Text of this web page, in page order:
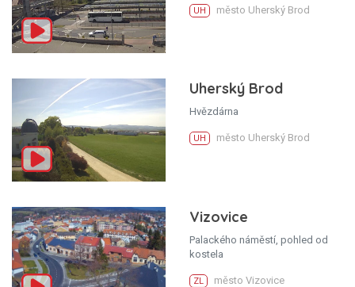
UH město Uherský Brod
Uherský Brod
Hvězdárna
UH město Uherský Brod
Vizovice
Palackého náměstí, pohled od
kostela
ZL město Vizovice